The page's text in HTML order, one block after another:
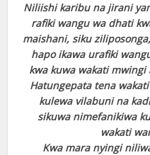
Niliishi karibu na jirani
rafiki wangu wa dhati
maishani, siku
hapo ikawa urafiki
kwa kuwa wakati
Hatungepata tena
kulewa vilabuni na
sikuwa nimefanikiwa
wakati
Kwa mara nyingi